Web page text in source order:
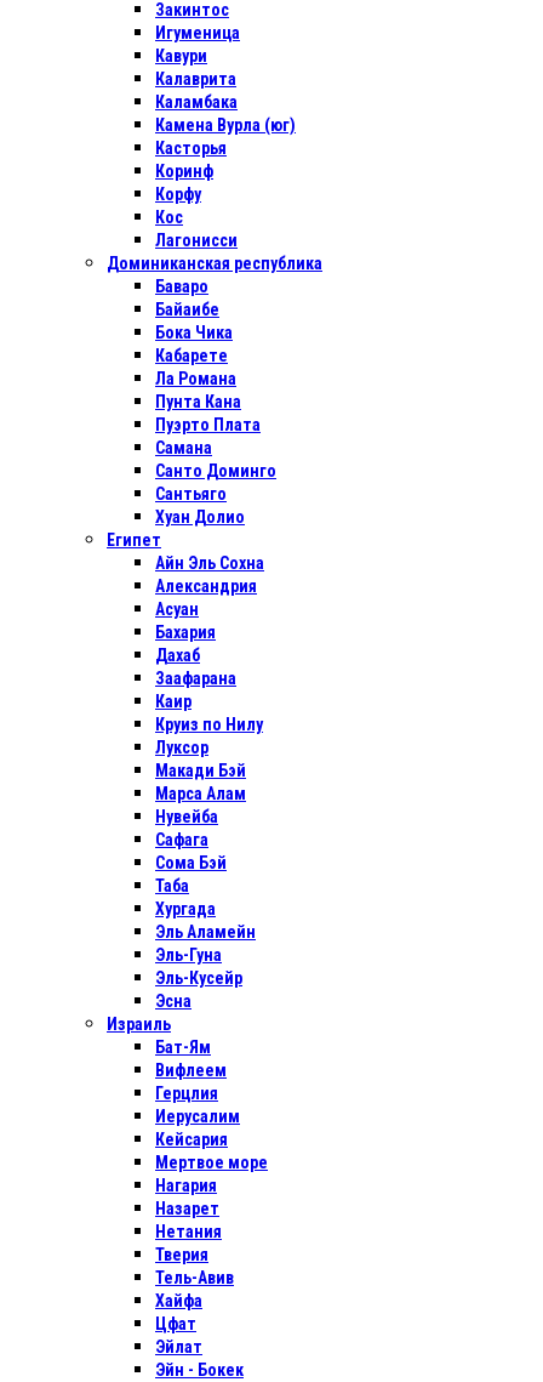
Закинтос
Игуменица
Кавури
Калаврита
Каламбака
Камена Вурла (юг)
Касторья
Коринф
Корфу
Кос
Лагонисси
Доминиканская республика
Баваро
Байаибе
Бока Чика
Кабарете
Ла Романа
Пунта Кана
Пуэрто Плата
Самана
Санто Доминго
Сантьяго
Хуан Долио
Египет
Айн Эль Сохна
Александрия
Асуан
Бахария
Дахаб
Заафарана
Каир
Круиз по Нилу
Луксор
Макади Бэй
Марса Алам
Нувейба
Сафага
Сома Бэй
Таба
Хургада
Эль Аламейн
Эль-Гуна
Эль-Кусейр
Эсна
Израиль
Бат-Ям
Вифлеем
Герцлия
Иерусалим
Кейсария
Мертвое море
Нагария
Назарет
Нетания
Тверия
Тель-Авив
Хайфа
Цфат
Эйлат
Эйн - Бокек